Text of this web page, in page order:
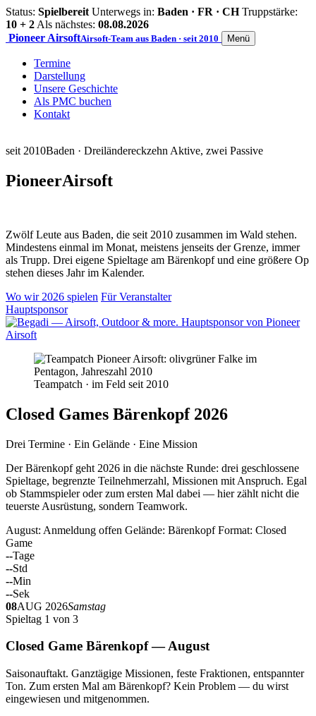
Status: Spielbereit Unterwegs in: Baden · FR · CH Truppstärke:
10 + 2 Als nächstes: 08.08.2026
Pioneer AirsoftAirsoft-Team aus Baden · seit 2010 Menü
Termine
Darstellung
Unsere Geschichte
Als PMC buchen
Kontakt
seit 2010Baden · Dreiländereckzehn Aktive, zwei Passive
PioneerAirsoft
Zwölf Leute aus Baden, die seit 2010 zusammen im Wald stehen.
Mindestens einmal im Monat, meistens jenseits der Grenze, immer
als Trupp. Drei eigene Spieltage am Bärenkopf und eine größere Op
stehen dieses Jahr im Kalender.
Wo wir 2026 spielen Für Veranstalter
Hauptsponsor
Teampatch · im Feld seit 2010
Closed Games Bärenkopf 2026
Drei Termine · Ein Gelände · Eine Mission
Der Bärenkopf geht 2026 in die nächste Runde: drei geschlossene
Spieltage, begrenzte Teilnehmerzahl, Missionen mit Anspruch. Egal
ob Stammspieler oder zum ersten Mal dabei — hier zählt nicht die
teuerste Ausrüstung, sondern Teamwork.
August: Anmeldung offen Gelände: Bärenkopf Format: Closed
Game
--Tage
--Std
--Min
--Sek
08AUG 2026Samstag
Spieltag 1 von 3
Closed Game Bärenkopf — August
Saisonauftakt. Ganztägige Missionen, feste Fraktionen, entspannter
Ton. Zum ersten Mal am Bärenkopf? Kein Problem — du wirst
eingewiesen und mitgenommen.